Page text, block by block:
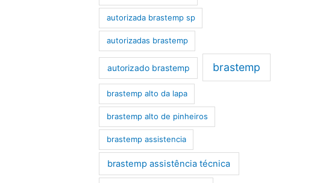
autorizada brastemp sp
autorizadas brastemp
autorizado brastemp brastemp
brastemp alto da lapa
brastemp alto de pinheiros
brastemp assistencia
brastemp assistência técnica